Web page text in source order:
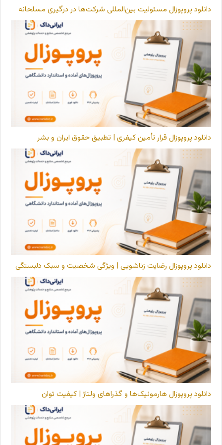
دانلود پروپوزال مسئولیت بین‌المللی شرکت‌ها در درگیری مسلحانه
دانلود پروپوزال قرار تأمین کیفری | تطبیق حقوق ایران و بشر
دانلود پروپوزال رضایت زناشویی | ویژگی شخصیت و سبک دلبستگی
دانلود پروپوزال هارمونیک‌ها و گذراهای ولتاژ | کیفیت توان